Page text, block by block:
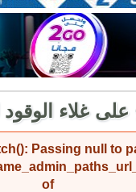
على غلاء
Passing null to
of